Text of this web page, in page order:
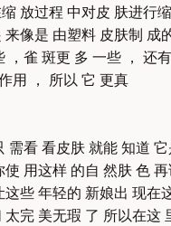
放过程 中对皮 肤进行
像是 由塑料 皮肤制 成
，雀 斑更 多 一些 ， 还
用 ， 所以 它 更真
需看 看皮肤 就能 知道
用这样 的自 然肤 色
些 年轻的 新娘出 现在
完 美无瑕 了 所以在这